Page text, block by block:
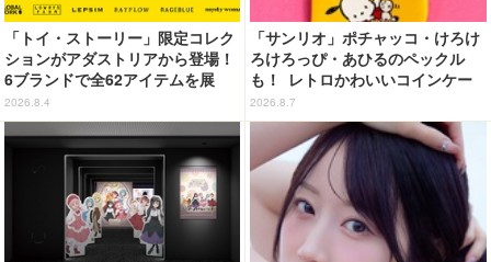
「トイ・ストーリー」限定コレク
ションがアダストリアから登場！
6ブランドで全62アイテムを展
開 店舗で購入するとオリジナル
マグネットをプレゼント☆
2026.8.4
「サンリオ」ポチャッコ・けろけ
ろけろっぴ・あひるのペックル
も！ レトロかわいいコインケー
ス第2弾がカプセルトイに登場♪
2026.8.7